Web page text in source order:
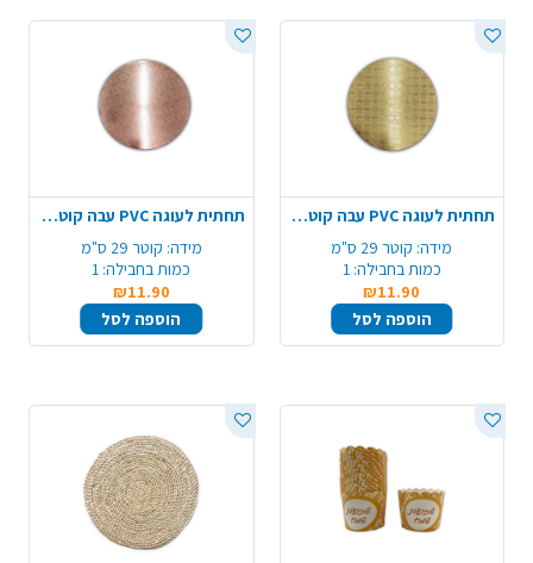
תחתית לעוגה PVC עבה קוטר 29 ס"מ -זהב
מידה: קוטר 29 ס"מ
כמות בחבילה: 1
₪11.90
הוספה לסל
תחתית לעוגה PVC עבה קוטר 29 ס"מ - רוז גולד
מידה: קוטר 29 ס"מ
כמות בחבילה: 1
₪11.90
הוספה לסל